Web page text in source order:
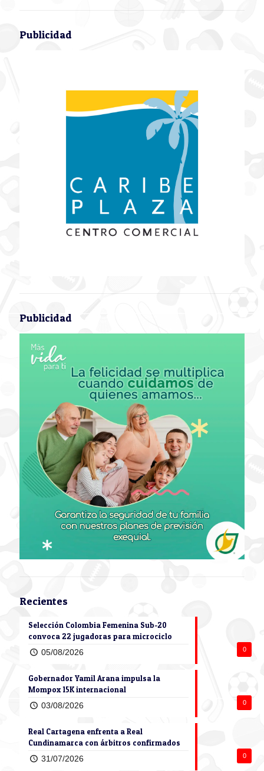
Publicidad
Publicidad
Recientes
0
Selección Colombia Femenina Sub-20
convoca 22 jugadoras para microciclo
05/08/2026
0
Gobernador Yamil Arana impulsa la
Mompox 15K internacional
03/08/2026
0
Real Cartagena enfrenta a Real
Cundinamarca con árbitros confirmados
31/07/2026